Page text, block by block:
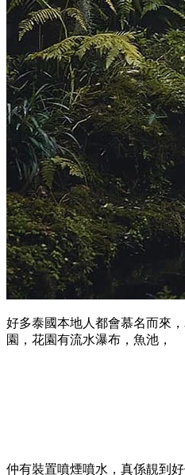
好多泰國本地人都會慕名而來
園，花園有流水瀑布，魚池，
仲有裝置噴煙噴水，真係靚到